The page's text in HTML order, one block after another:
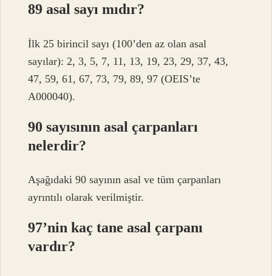
89 asal sayı mıdır?
İlk 25 birincil sayı (100’den az olan asal
sayılar): 2, 3, 5, 7, 11, 13, 19, 23, 29, 37, 43,
47, 59, 61, 67, 73, 79, 89, 97 (OEIS’te
A000040).
90 sayısının asal çarpanları
nelerdir?
Aşağıdaki 90 sayının asal ve tüm çarpanları
ayrıntılı olarak verilmiştir.
97’nin kaç tane asal çarpanı
vardır?